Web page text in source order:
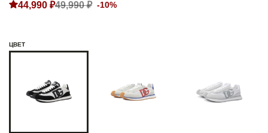
44,990 ₽49,990 ₽ -10%
ЦВЕТ